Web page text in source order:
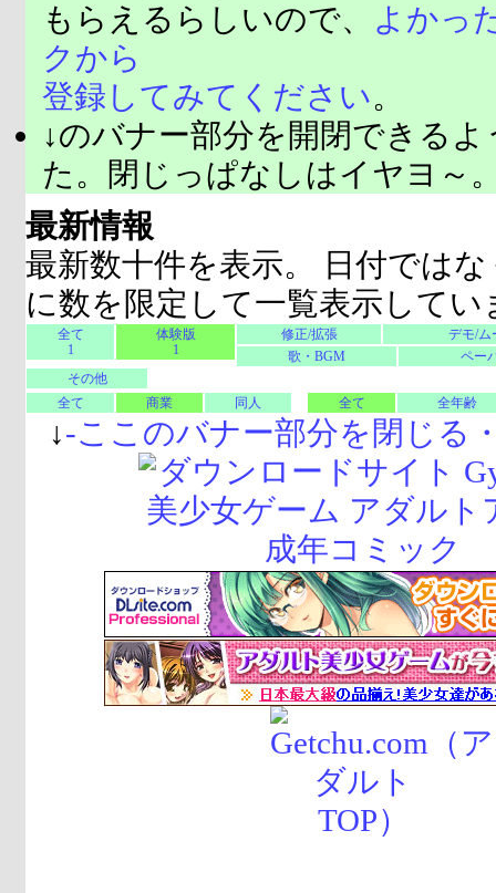
もらえるらしいので、
よかっ
クから
登録してみてください。
↓のバナー部分を開閉できる
た。閉じっぱなしはイヤヨ～
最新情報
最新数十件を表示。 日付では
に数を限定して一覧表示してい
全て
1
体験版
1
修正/拡張
デモ/ム
歌・BGM
ペー
その他
全て
商業 同人 全て 全年齢
↓-ここのバナー部分を閉じる